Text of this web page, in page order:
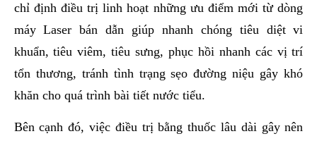
chỉ định điều trị linh hoạt những ưu điểm mới từ dòng
máy Laser bán dẫn giúp nhanh chóng tiêu diệt vi
khuẩn, tiêu viêm, tiêu sưng, phục hồi nhanh các vị trí
tổn thương, tránh tình trạng sẹo đường niệu gây khó
khăn cho quá trình bài tiết nước tiểu.
Bên cạnh đó, việc điều trị bằng thuốc lâu dài gây nên